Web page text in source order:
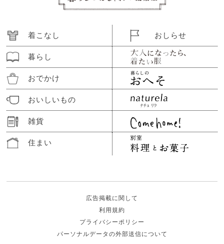
着こなし
暮らし
おでかけ
おいしいもの
雑貨
住まい
おしらせ
広告掲載に関して
利用規約
プライバシーポリシー
パーソナルデータの外部送信について